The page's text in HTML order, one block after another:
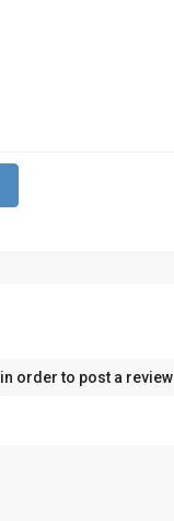
in order to post a review